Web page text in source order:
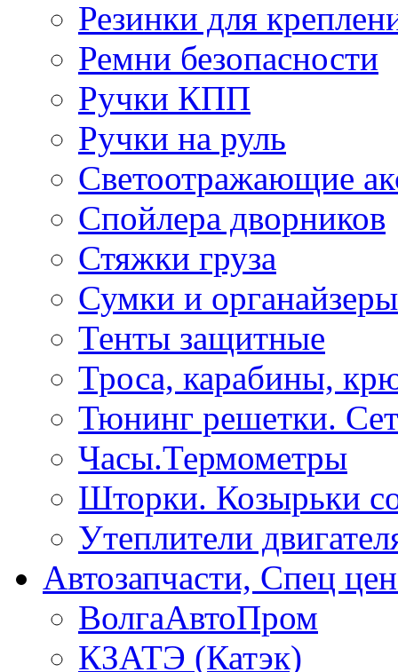
Резинки для
Ремни безопасности
Ручки КПП
Ручки на руль
Светоотражающие
Спойлера дворников
Стяжки груза
Сумки и органайзеры
Тенты защитные
Троса, карабины,
Тюнинг решетки.
Часы.Термометры
Шторки. Козырьки
Утеплители
Автозапчасти, Спец
ВолгаАвтоПром
КЗАТЭ (Катэк)